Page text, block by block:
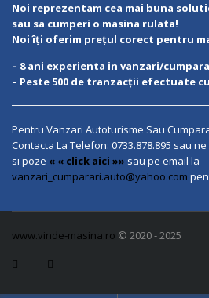
Noi reprezentam cea mai buna
sau sa cumperi o masina rulata!
Noi îți oferim prețul corect pentru
– 8 ani experienta in vanzari/
– Peste 500 de tranzacții efectuate
Pentru Vanzari Autoturisme Sau
Contacta La Telefon: 0733.878.895 sau
si poze « « click aici »» sau pe email la
vanzari_cumparari.auto@yahoo.com
www.vinde-masina.ro © 2020 - 2025